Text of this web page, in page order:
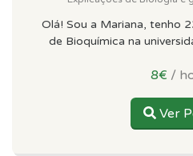
Olá! Sou a Mariana, tenho
de Bioquímica na
8€ /
Ver